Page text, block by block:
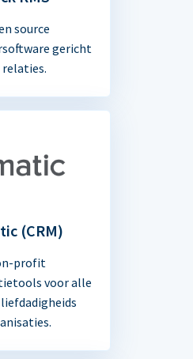
source
gericht
relaties.
(CRM)
profit
voor alle